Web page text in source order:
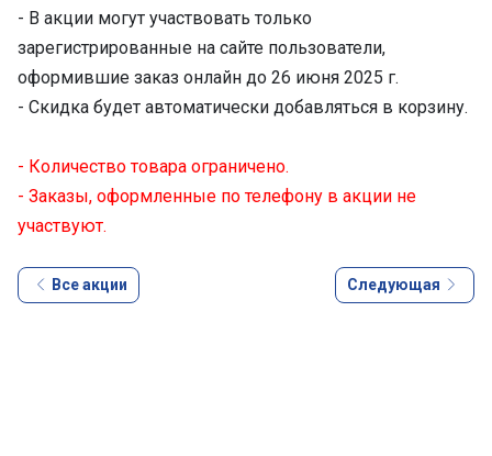
- В акции могут участвовать только
зарегистрированные на сайте пользователи,
оформившие заказ онлайн до 26 июня 2025 г.
- Скидка будет автоматически добавляться в корзину.
- Количество товара ограничено.
- Заказы, оформленные по телефону в акции не
участвуют.
Все акции Следующая